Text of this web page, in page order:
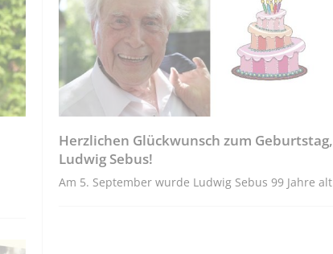
Herzlichen Glückwunsch zum Geburtstag,
Ludwig Sebus!
Am 5. September wurde Ludwig Sebus 99 Jahre alt